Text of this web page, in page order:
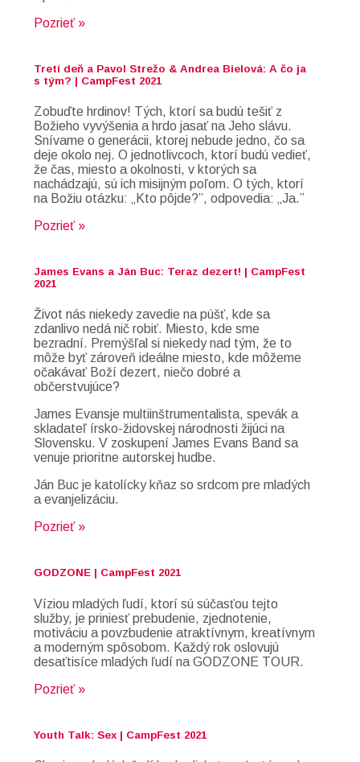
Pozrieť »
Tretí deň a Pavol Strežo & Andrea Bielová: A čo ja
s tým? | CampFest 2021
Zobuďte hrdinov! Tých, ktorí sa budú tešiť z
Božieho vyvýšenia a hrdo jasať na Jeho slávu.
Snívame o generácii, ktorej nebude jedno, čo sa
deje okolo nej. O jednotlivcoch, ktorí budú vedieť,
že čas, miesto a okolnosti, v ktorých sa
nachádzajú, sú ich misijným poľom. O tých, ktorí
na Božiu otázku: „Kto pôjde?”, odpovedia: „Ja.”
Pozrieť »
James Evans a Ján Buc: Teraz dezert! | CampFest
2021
Život nás niekedy zavedie na púšť, kde sa
zdanlivo nedá nič robiť. Miesto, kde sme
bezradní. Premýšľal si niekedy nad tým, že to
môže byť zároveň ideálne miesto, kde môžeme
očakávať Boží dezert, niečo dobré a
občerstvujúce?
James Evansje multiinštrumentalista, spevák a
skladateľ írsko-židovskej národnosti žijúci na
Slovensku. V zoskupení James Evans Band sa
venuje prioritne autorskej hudbe.
Ján Buc je katolícky kňaz so srdcom pre mladých
a evanjelizáciu.
Pozrieť »
GODZONE | CampFest 2021
Víziou mladých ľudí, ktorí sú súčasťou tejto
služby, je priniesť prebudenie, zjednotenie,
motiváciu a povzbudenie atraktívnym, kreatívnym
a moderným spôsobom. Každý rok oslovujú
desaťtisíce mladých ľudí na GODZONE TOUR.
Pozrieť »
Youth Talk: Sex | CampFest 2021